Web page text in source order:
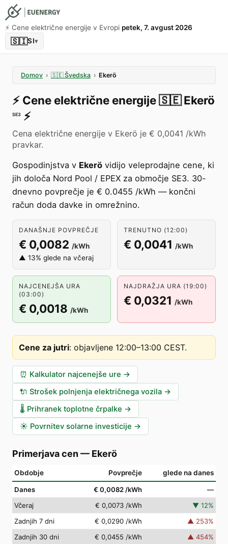
⚡️ Cene električne energije v Evropi petek, 7. avgust 2026
🇸🇮SI▾
Domov › 🇸🇪 Švedska › Ekerö
⚡️ Cene električne energije🇸🇪 Ekerö
SE3 ⚡️
Cena električne energije v Ekerö je € 0,0041 /kWh
pravkar.
Gospodinjstva v Ekerö vidijo veleprodajne cene, ki
jih določa Nord Pool / EPEX za območje SE3. 30-
dnevno povprečje je € 0.0455 /kWh — končni
račun doda davke in omrežnino.
DANAŠNJE POVPREČJE
€ 0,0082 /kWh
▲ 13% glede na včeraj
TRENUTNO (12:00)
€ 0,0041 /kWh
NAJCENEJŠA URA
(03:00)
€ 0,0018 /kWh
NAJDRAŽJA URA (19:00)
€ 0,0321 /kWh
Cene za jutri: objavljene 12:00–13:00 CEST.
⏰ Kalkulator najcenejše ure →
🔌 Strošek polnjenja električnega vozila →
🌡️ Prihranek toplotne črpalke →
☀️ Povrnitev solarne investicije →
Primerjava cen — Ekerö
Obdobje Povprečje glede na danes
Danes € 0,0082 /kWh
—
Včeraj
€ 0,0073 /kWh ▼ 12%
Zadnjih 7 dni
€ 0,0290 /kWh ▲ 253%
Zadnjih 30 dni
€ 0,0455 /kWh ▲ 454%